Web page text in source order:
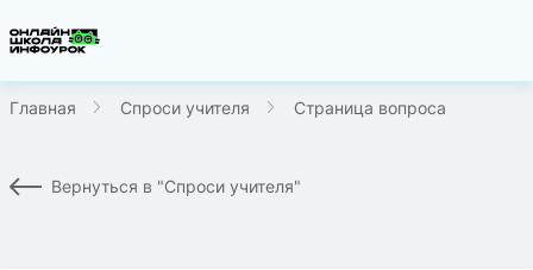
Главная Спроси учителя Страница вопроса
Вернуться в "Спроси учителя"